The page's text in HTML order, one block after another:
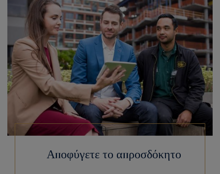
Αποφύγετε το απροσδόκητο